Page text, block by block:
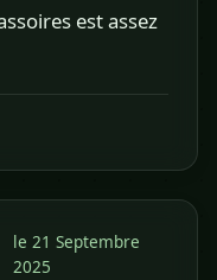
est assez
le 21 Septembre
2025